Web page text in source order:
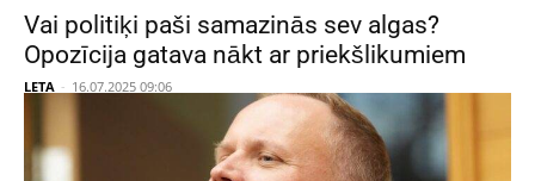
Vai politiķi paši samazinās sev algas?
Opozīcija gatava nākt ar priekšlikumiem
LETA - 16.07.2025 09:06